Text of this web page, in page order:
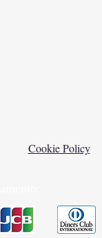
Cookie Policy